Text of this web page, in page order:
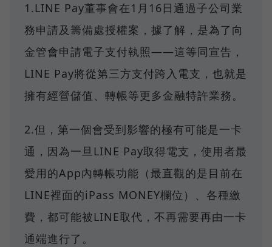
1.LINE Pay董事會在1月16日通過子公司業
務申請及籌備處授權案，據了解，是為了向
金管會申請電子支付執照——這等同宣告，
LINE Pay將從第三方支付跨入電支，也就是
擁有經營儲值、轉帳等更多金融特許業務。
2.但，第一個會受到影響的極有可能是一卡
通，因為一旦LINE Pay取得電支，使用者最
愛用的App內轉帳功能（最直觀的是目前在
LINE裡面的iPass MONEY欄位）、各種繳
費，都可能被LINE取代，不再需要再由一卡
通端進行了。